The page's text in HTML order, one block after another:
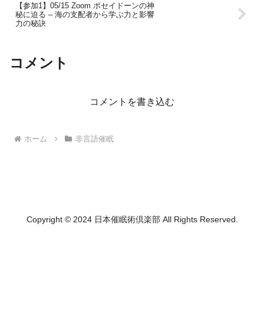
【参加1】05/15 Zoom ポセイドーンの神
秘に迫る – 海の支配者から学ぶ力と影響
力の秘訣
コメント
コメントを書き込む
ホーム 非言語催眠
Copyright © 2024 日本催眠術倶楽部 All Rights Reserved.